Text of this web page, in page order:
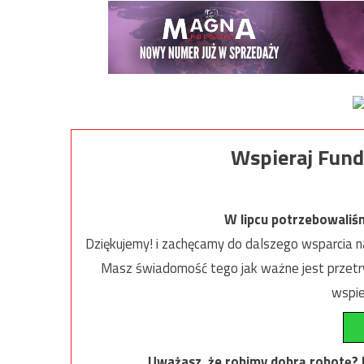
Wspieraj
W lipcu
Dziękujemy! i zachęcamy do dalszego wsparcia
Masz świadomość tego jak ważne jest